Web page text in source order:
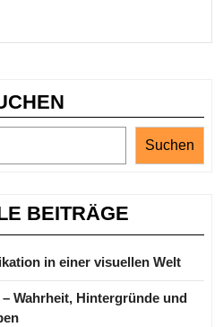
Suchen
BEITRÄGE
in einer visuellen Welt
Wahrheit, Hintergründe und